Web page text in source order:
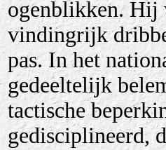
ogenblikken. Hij
vindingrijk
pas. In het
gedeeltelijk
tactische
gedisciplineerd,